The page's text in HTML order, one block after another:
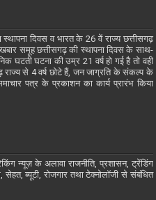
दिवस व भारत के 26 वें राज्य छत्तीसगढ़
समूह छत्तीसगढ़ की स्थापना दिवस के साथ-
घटती घटना की उम्र 21 वर्ष हो गई है तो वही
राज्य से 4 वर्ष छोटे हैं, जन जाग्रति के संकल्प के
पत्र के प्रकाशन का कार्य प्रारंभ किया
न्यूज़ के अलावा राजनीति, प्रशासन, ट्रेंडिंग
ब्यूटी, रोजगार तथा टेक्नोलॉजी से संबंधित